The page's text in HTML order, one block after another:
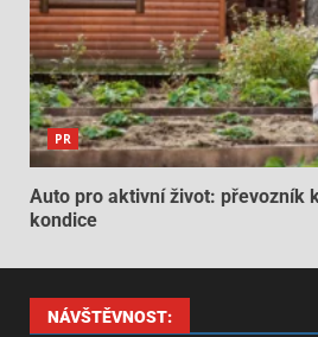
PR
Auto pro aktivní život: převozník
kondice
NÁVŠTĚVNOST: